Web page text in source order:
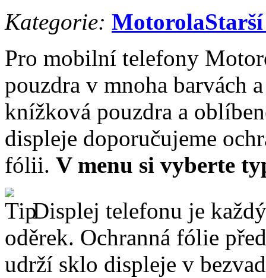
Kategorie: Motorola
Pro mobilní telefony
pouzdra v mnoha barvách
knížková pouzdra a
displeje doporučujeme
fólii. V menu si vyberte
Displej telefonu je
oděrek. Ochranná fólie
udrží sklo displeje v